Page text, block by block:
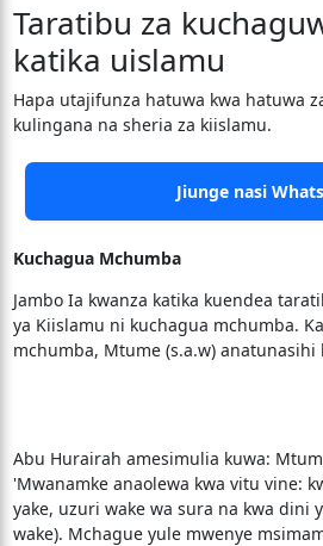
Taratibu za
katika uislamu
Hapa utajifunza hatuwa kwa hatuwa
kulingana na sheria za kiislamu.
Jiunge nasi
Kuchagua Mchumba
Jambo Ia kwanza katika kuendea
ya Kiislamu ni kuchagua mchumba.
mchumba, Mtume (s.a.w)
Abu Hurairah amesimulia kuwa:
'Mwanamke anaolewa kwa vitu vine:
yake, uzuri wake wa sura na kwa dini
wake). Mchague yule mwenye